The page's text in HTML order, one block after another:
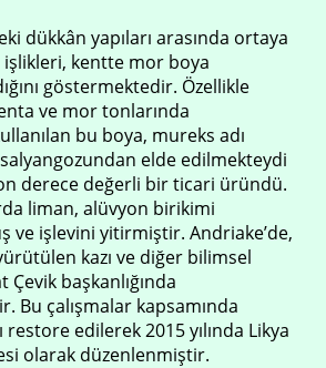
dükkân yapıları arasında ortaya
işlikleri, kentte mor boya
göstermektedir. Özellikle
ve mor tonlarında
bu boya, mureks adı
elde edilmekteydi
derece değerli bir ticari üründü.
liman, alüvyon birikimi
ve işlevini yitirmiştir. Andriake’de,
kazı ve diğer bilimsel
Çevik başkanlığında
Bu çalışmalar kapsamında
restore edilerek 2015 yılında Likya
olarak düzenlenmiştir.